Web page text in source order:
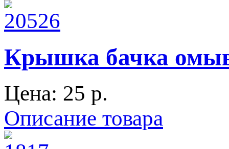
Крышка бачка
Цена: 25 p.
Описание товара